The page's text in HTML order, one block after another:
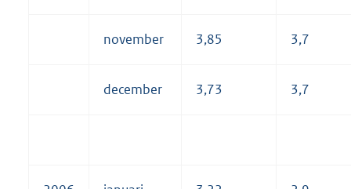
november 3,85 3,7
december 3,73 3,7